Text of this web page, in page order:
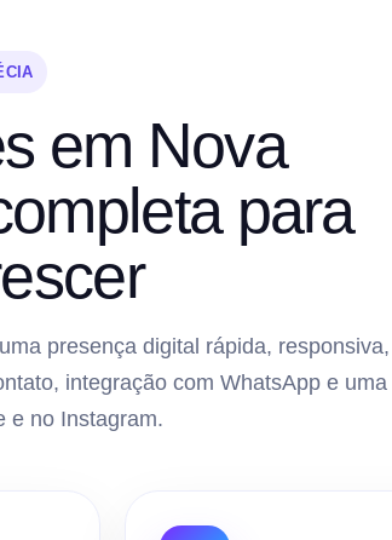
em Nova
para
presença digital rápida, responsiva,
integração com WhatsApp e uma
e no Instagram.